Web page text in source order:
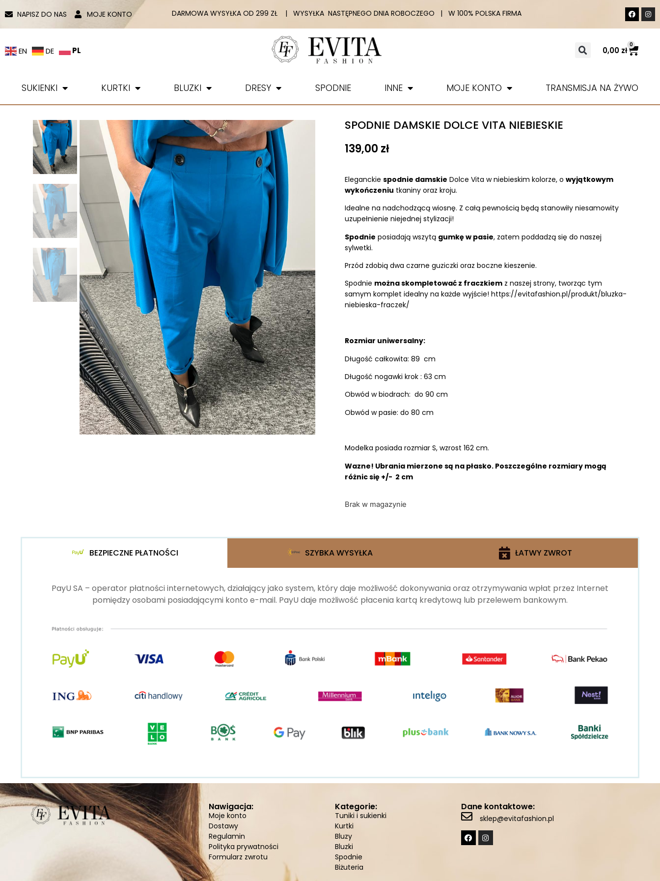
NAPISZ DO NAS MOJE KONTO DARMOWA WYSYŁKA OD 299 ZŁ | WYSYŁKA NASTĘPNEGO DNIA ROBOCZEGO | W 100% POLSKA FIRMA
EN DE PL 0,00 zł
0
SUKIENKI KURTKI BLUZKI DRESY SPODNIE INNE MOJE KONTO TRANSMISJA NA ŻYWO
SPODNIE DAMSKIE DOLCE VITA NIEBIESKIE
139,00 zł
Eleganckie spodnie damskie Dolce Vita w niebieskim kolorze, o wyjątkowym
wykończeniu tkaniny oraz kroju.
Idealne na nadchodzącą wiosnę. Z całą pewnością będą stanowiły niesamowity
uzupełnienie niejednej stylizacji!
Spodnie posiadają wszytą gumkę w pasie, zatem poddadzą się do naszej
sylwetki.
Przód zdobią dwa czarne guziczki oraz boczne kieszenie.
Spodnie można skompletować z fraczkiem z naszej strony, tworząc tym
samym komplet idealny na każde wyjście! https://evitafashion.pl/produkt/bluzka-
niebieska-fraczek/
Rozmiar uniwersalny:
Długość całkowita: 89 cm
Długość nogawki krok : 63 cm
Obwód w biodrach: do 90 cm
Obwód w pasie: do 80 cm
Modelka posiada rozmiar S, wzrost 162 cm.
Wazne! Ubrania mierzone są na płasko. Poszczególne rozmiary mogą
różnic się +/- 2 cm
Brak w magazynie
BEZPIECZNE PŁATNOŚCI SZYBKA WYSYŁKA ŁATWY ZWROT
PayU SA – operator płatności internetowych, działający jako system, który daje możliwość dokonywania oraz otrzymywania wpłat przez Internet
pomiędzy osobami posiadającymi konto e-mail. PayU daje możliwość płacenia kartą kredytową lub przelewem bankowym.
Nawigacja:
Moje konto
Dostawy
Regulamin
Polityka prywatności
Formularz zwrotu
Kategorie:
Tuniki i sukienki
Kurtki
Bluzy
Bluzki
Spodnie
Biżuteria
Dane kontaktowe:
sklep@evitafashion.pl